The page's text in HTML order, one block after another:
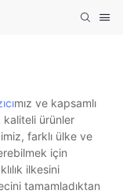
mız ve kapsamlı
ürünler
farklı ülke ve
için
ilkesini
tamamladıktan